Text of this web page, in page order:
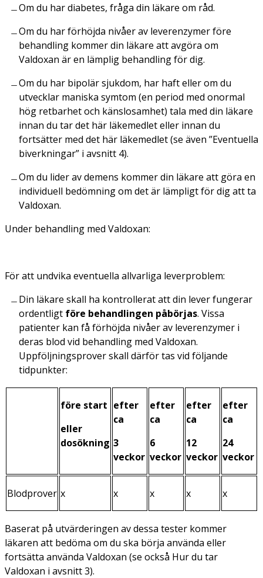
Om du har diabetes, fråga din läkare om råd.
Om du har förhöjda nivåer av leverenzymer före
behandling kommer din läkare att avgöra om
Valdoxan är en lämplig behandling för dig.
Om du har bipolär sjukdom, har haft eller om du
utvecklar maniska symtom (en period med onormal
hög retbarhet och känslosamhet) tala med din läkare
innan du tar det här läkemedlet eller innan du
fortsätter med det här läkemedlet (se även ”Eventuella
biverkningar” i avsnitt 4).
Om du lider av demens kommer din läkare att göra en
individuell bedömning om det är lämpligt för dig att ta
Valdoxan.
Under behandling med Valdoxan:
För att undvika eventuella allvarliga leverproblem:
Din läkare skall ha kontrollerat att din lever fungerar
ordentligt före behandlingen påbörjas. Vissa
patienter kan få förhöjda nivåer av leverenzymer i
deras blod vid behandling med Valdoxan.
Uppföljningsprover skall därför tas vid följande
tidpunkter:
före start
eller
dosökning
efter
ca
3
veckor
efter
ca
6
veckor
efter
ca
12
veckor
efter
ca
24
veckor
Blodprover x x x x x
Baserat på utvärderingen av dessa tester kommer
läkaren att bedöma om du ska börja använda eller
fortsätta använda Valdoxan (se också Hur du tar
Valdoxan i avsnitt 3).